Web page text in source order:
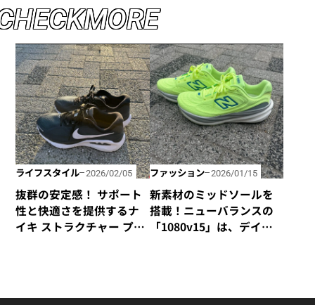
HECKMORE
ライフスタイル 2026/02/05
抜群の安定感！ サポート
性と快適さを提供するナ
イキ ストラクチャー プラ
ファッション 2026/01/15
新素材のミッドソールを
搭載！ニューバランスの
「1080v15」は、デイ